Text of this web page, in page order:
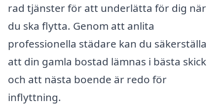
rad tjänster för att underlätta för dig när
du ska flytta. Genom att anlita
professionella städare kan du säkerställa
att din gamla bostad lämnas i bästa skick
och att nästa boende är redo för
inflyttning.